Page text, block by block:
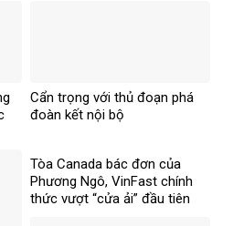
Cẩn trọng với thủ đoạn phá
đoàn kết nội bộ
Tòa Canada bác đơn của
Phương Ngô, VinFast chính
thức vượt “cửa ải” đầu tiên